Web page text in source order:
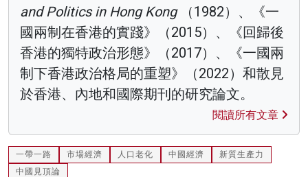
and Politics in Hong Kong
（1982）、《一
國兩制在香港的實踐》（2015）、《回歸後
香港的獨特政治形態》（2017）、《一國兩
制下香港政治格局的重塑》（2022）和散見
於香港、內地和國際期刊的研究論文。
閱讀所有文章
一帶一路 市場經濟 人口老化 中國經濟
新質生產力
中國見頂論